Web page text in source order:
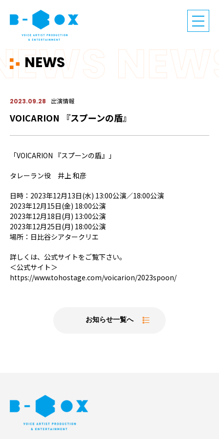
NEWS
2023.09.28 出演情報
VOICARION 『スプーンの盾』
「VOICARION 『スプーンの盾』」
タレーラン役 井上 和彦
日時：2023年12月13日(水) 13:00公演／18:00公演
2023年12月15日(金) 18:00公演
2023年12月18日(月) 13:00公演
2023年12月25日(月) 18:00公演
場所：日比谷シアタークリエ
詳しくは、公式サイトをご覧下さい。
＜公式サイト＞
https://www.tohostage.com/voicarion/2023spoon/
お知らせ一覧へ